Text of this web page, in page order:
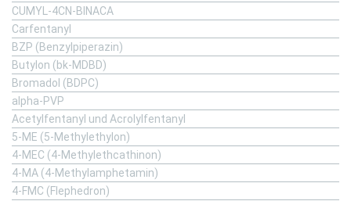
CUMYL-4CN-BINACA
Carfentanyl
BZP (Benzylpiperazin)
Butylon (bk-MDBD)
Bromadol (BDPC)
alpha-PVP
Acetylfentanyl und Acrolylfentanyl
5-ME (5-Methylethylon)
4-MEC (4-Methylethcathinon)
4-MA (4-Methylamphetamin)
4-FMC (Flephedron)